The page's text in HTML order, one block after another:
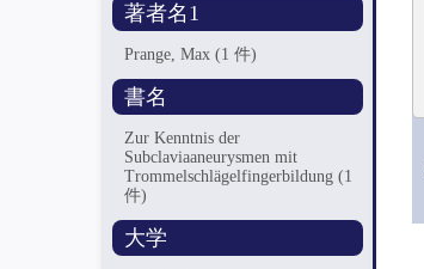
著者名1
Prange, Max(1 件)
書名
Zur Kenntnis der
Subclaviaaneurysmen mit
Trommelschlägelfingerbildung(1
件)
大学